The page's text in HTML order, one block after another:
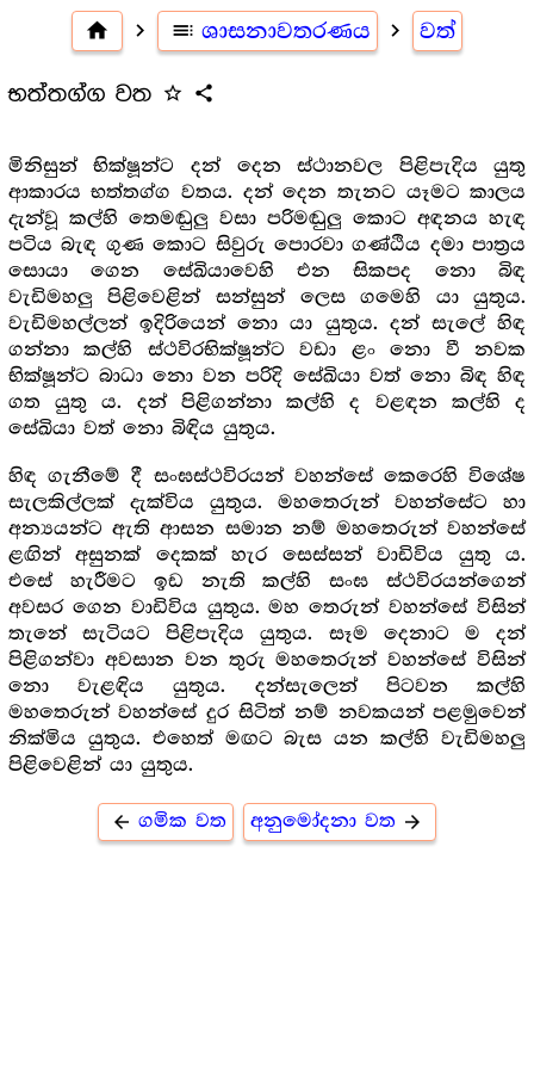
home navigate_next toc ශාසනාවතරණය navigate_next වත්
භත්තග්ග වත star_outline share
මිනිසුන් භික්ෂූන්ට දන් දෙන ස්ථානවල පිළිපැදිය යුතු
ආකාරය භත්තග්ග වතය. දන් දෙන තැනට යෑමට කාලය
දැන්වූ කල්හි තෙමඬුලු වසා පරිමඬුලු කොට අඳනය හැඳ
පටිය බැඳ ගුණ කොට සිවුරු පොරවා ගණ්ඨිය දමා පාත්‍ර‍ය
සොයා ගෙන සේඛියාවෙහි එන සිකපද නො බිඳ
වැඩිමහලු පිළිවෙළින් සන්සුන් ලෙස ගමෙහි යා යුතුය.
වැඩිමහල්ලන් ඉදිරියෙන් නො යා යුතුය. දන් සැලේ හිඳ
ගන්නා කල්හි ස්ථවිරභික්ෂූන්ට වඩා ළං නො වී නවක
භික්ෂූන්ට බාධා නො වන පරිදි සේඛියා වත් නො බිඳ හිඳ
ගත යුතු ය. දන් පිළිගන්නා කල්හි ද වළඳන කල්හි ද
සේඛියා වත් නො බිඳිය යුතුය.
හිඳ ගැනීමේ දී සංඝස්ථවිරයන් වහන්සේ කෙරෙහි විශේෂ
සැලකිල්ලක් දැක්විය යුතුය. මහතෙරුන් වහන්සේට හා
අන්‍යයන්ට ඇති ආසන සමාන නම් මහතෙරුන් වහන්සේ
ළඟින් අසුනක් දෙකක් හැර සෙස්සන් වාඩිවිය යුතු ය.
එසේ හැරීමට ඉඩ නැති කල්හි සංඝ ස්ථවිරයන්ගෙන්
අවසර ගෙන වාඩිවිය යුතුය. මහ තෙරුන් වහන්සේ විසින්
තැනේ සැටියට පිළිපැදිය යුතුය. සෑම දෙනාට ම දන්
පිළිගන්වා අවසාන වන තුරු මහතෙරුන් වහන්සේ විසින්
නො වැළඳිය යුතුය. දන්සැලෙන් පිටවන කල්හි
මහතෙරුන් වහන්සේ දුර සිටිත් නම් නවකයන් පළමුවෙන්
නික්මිය යුතුය. එහෙත් මඟට බැස යන කල්හි වැඩිමහලු
පිළිවෙළින් යා යුතුය.
arrow_back ගමික වත අනුමෝදනා වත arrow_forward